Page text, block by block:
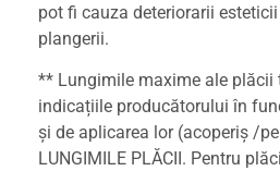
pot fi cauza deteriorarii
plangerii.
** Lungimile maxime ale plăcii
indicațiile producătorului în
și de aplicarea lor (acoperiș /
LUNGIMILE PLĂCII. Pentru